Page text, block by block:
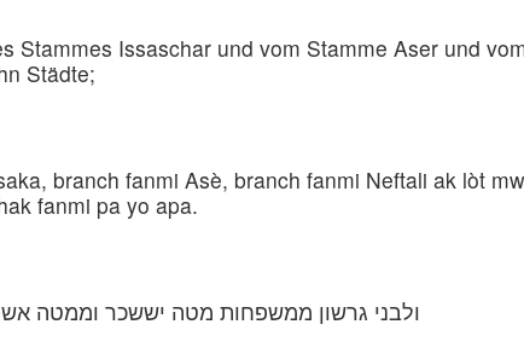
Stammes Issaschar und vom Stamme Aser und
Städte;
branch fanmi Asè, branch fanmi Neftali ak lòt
fanmi pa yo apa.
ולבני גרשון ממשפחות מטה יששכר וממטה